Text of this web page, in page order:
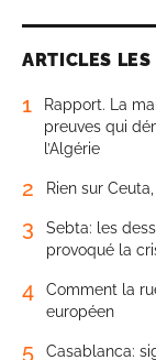
ARTICLES
1
Rapport. La
preuves qui
l’Algérie
2 Rien sur
3
Sebta: les
provoqué la
4
Comment la
européen
5
Casablanca: